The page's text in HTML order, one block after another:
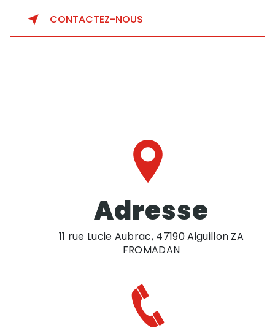
CONTACTEZ-NOUS
Adresse
11 rue Lucie Aubrac, 47190 Aiguillon ZA
FROMADAN